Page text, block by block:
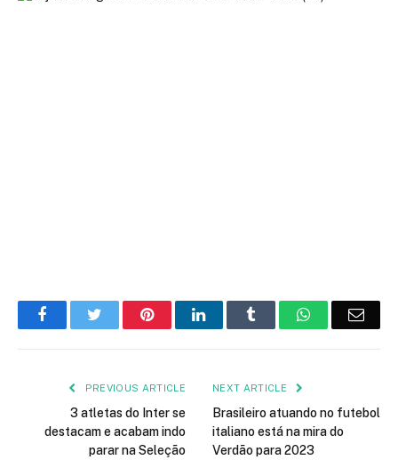
FacebookTwitter PinterestLinkedIn Tumblr WhatsApp
PREVIOUS ARTICLE
3 atletas do Inter se
destacam e acabam indo
parar na Seleção
NEXT ARTICLE
Brasileiro atuando no futebol
italiano está na mira do
Verdão para 2023